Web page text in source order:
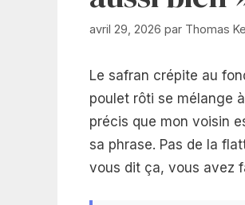
avril 29, 2026 par Thomas
Le safran crépite au
poulet rôti se mélange
précis que mon voisin
sa phrase. Pas de la
vous dit ça, vous avez